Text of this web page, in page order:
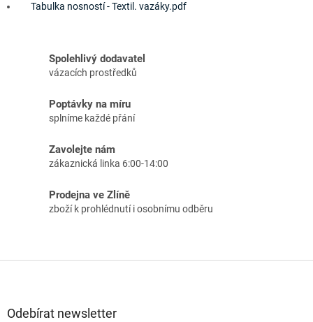
Tabulka nosností - Textil. vazáky.pdf
Spolehlivý dodavatel
vázacích prostředků
Poptávky na míru
splníme každé přání
Zavolejte nám
zákaznická linka 6:00-14:00
Prodejna ve Zlíně
zboží k prohlédnutí i osobnímu odběru
Odebírat newsletter